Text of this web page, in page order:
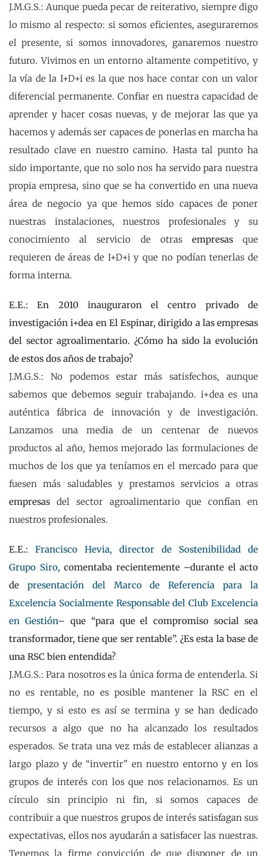
J.M.G.S.: Aunque pueda pecar de reiterativo, siempre digo
lo mismo al respecto: si somos eficientes, aseguraremos
el presente, si somos innovadores, ganaremos nuestro
futuro. Vivimos en un entorno altamente competitivo, y
la vía de la I+D+i es la que nos hace contar con un valor
diferencial permanente. Confiar en nuestra capacidad de
aprender y hacer cosas nuevas, y de mejorar las que ya
hacemos y además ser capaces de ponerlas en marcha ha
resultado clave en nuestro camino. Hasta tal punto ha
sido importante, que no solo nos ha servido para nuestra
propia empresa, sino que se ha convertido en una nueva
área de negocio ya que hemos sido capaces de poner
nuestras instalaciones, nuestros profesionales y su
conocimiento al servicio de otras empresasque
requieren de áreas de I+D+i y que no podían tenerlas de
forma interna.
E.E.: En 2010 inauguraron el centro privado de
investigación i+dea en El Espinar, dirigido a las empresas
del sector agroalimentario. ¿Cómo ha sido la evolución
de estos dos años de trabajo?
J.M.G.S.: No podemos estar más satisfechos, aunque
sabemos que debemos seguir trabajando. i+dea es una
auténtica fábrica de innovación y de investigación.
Lanzamos una media de un centenar de nuevos
productos al año, hemos mejorado las formulaciones de
muchos de los que ya teníamos en el mercado para que
fuesen más saludables y prestamos servicios a otras
empresas del sector agroalimentario que confían en
nuestros profesionales.
E.E.: Francisco Hevia, director de Sostenibilidad de
Grupo Siro, comentaba recientemente –durante el acto
de presentación del Marco de Referencia para la
Excelencia Socialmente Responsable del Club Excelencia
en Gestión– que “para que el compromiso social sea
transformador, tiene que ser rentable”. ¿Es esta la base de
una RSC bien entendida?
J.M.G.S.: Para nosotros es la única forma de entenderla. Si
no es rentable, no es posible mantener la RSC en el
tiempo, y si esto es así se termina y se han dedicado
recursos a algo que no ha alcanzado los resultados
esperados. Se trata una vez más de establecer alianzas a
largo plazo y de “invertir” en nuestro entorno y en los
grupos de interés con los que nos relacionamos. Es un
círculo sin principio ni fin, si somos capaces de
contribuir a que nuestros grupos de interés satisfagan sus
expectativas, ellos nos ayudarán a satisfacer las nuestras.
Tenemos la firme convicción de que disponer de un